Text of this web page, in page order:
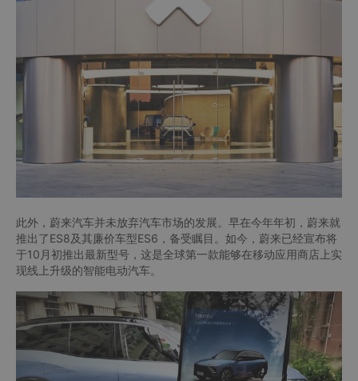
此外，蔚来汽车并未放弃汽车市场的发展。早在今年年初，蔚来就
推出了ES8及其廉价车型ES6，备受瞩目。如今，蔚来已经宣布将
于10月初推出最新型号，这是全球第一款能够在移动应用商店上实
现线上升级的智能电动汽车。